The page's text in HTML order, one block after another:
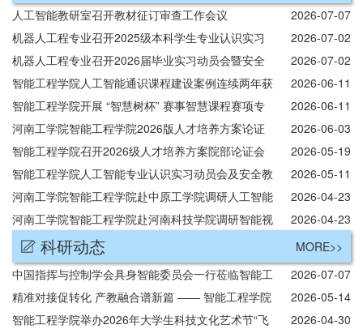
人工智能教研室召开教材征订审查工作会议
2026-07-07
机器人工程专业召开2025级本科学生专业认识实习
动员会
2026-07-02
机器人工程专业召开2026届毕业实习动员会暨安全
教育培训
2026-07-02
智能工程学院人工智能通识课程建设案例连续两年获
评全国优秀实践案例
2026-06-11
智能工程学院开展 “智慧树杯” 赛事智慧课程赛项专
题辅导培训
2026-06-11
河南工学院智能工程学院2026版人才培养方案论证
会
2026-06-03
智能工程学院召开2026级人才培养方案院部论证会
2026-05-19
智能工程学院人工智能专业认识实习动员会及安全教
育培训
2026-05-11
河南工学院智能工程学院赴中原工学院调研人工智能
培养方案
2026-04-23
河南工学院智能工程学院赴河南科技学院调研智能视
觉工程专业
2026-04-23
科研动态
MORE>>
中国指挥与控制学会具身智能委员会一行莅临智能工
程学院交流座谈
2026-07-07
精准对接促转化 产教融合谱新篇 —— 智能工程学院
圆满完成学校第三届科技成果校企对接会
2026-05-14
智能工程学院举办2026年大学生科技文化艺术节“飞
2026-04-30